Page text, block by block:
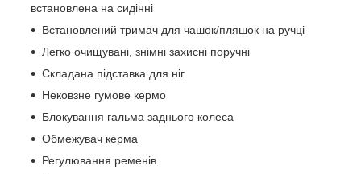
встановлена ​​на сидінні
Встановлений тримач для чашок/пляшок на ручці
Легко очищувані, знімні захисні поручні
Складана підставка для ніг
Нековзне гумове кермо
Блокування гальма заднього колеса
Обмежувач керма
Регулювання ременів